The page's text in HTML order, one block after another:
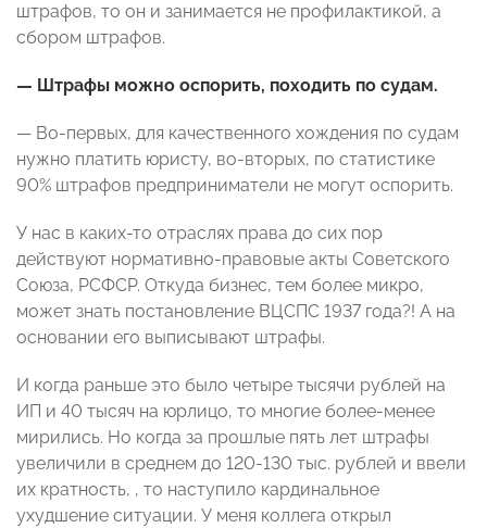
штрафов, то он и занимается не профилактикой, а
сбором штрафов.
— Штрафы можно оспорить, походить по судам.
— Во-первых, для качественного хождения по судам
нужно платить юристу, во-вторых, по статистике
90% штрафов предприниматели не могут оспорить.
У нас в каких-то отраслях права до сих пор
действуют нормативно-правовые акты Советского
Союза, РСФСР. Откуда бизнес, тем более микро,
может знать постановление ВЦСПС 1937 года?! А на
основании его выписывают штрафы.
И когда раньше это было четыре тысячи рублей на
ИП и 40 тысяч на юрлицо, то многие более-менее
мирились. Но когда за прошлые пять лет штрафы
увеличили в среднем до 120-130 тыс. рублей и ввели
их кратность, , то наступило кардинальное
ухудшение ситуации. У меня коллега открыл